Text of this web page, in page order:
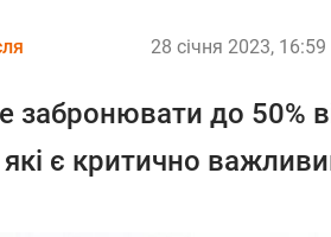
28 січня 2023, 16:59
забронювати до 50%
які є критично